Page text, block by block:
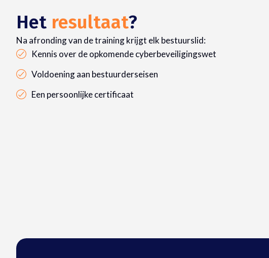
Het resultaat?
Na afronding van de training krijgt elk bestuurslid:
Kennis over de opkomende cyberbeveiligingswet
Voldoening aan bestuurderseisen
Een persoonlijke certificaat